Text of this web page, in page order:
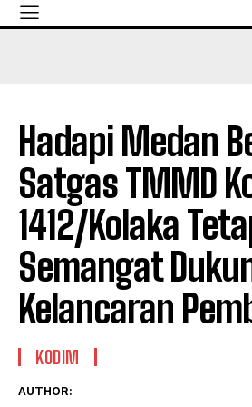
Hadapi Medan
Satgas TMMD
1412/Kolaka
Semangat
Kelancaran
KODIM
AUTHOR: